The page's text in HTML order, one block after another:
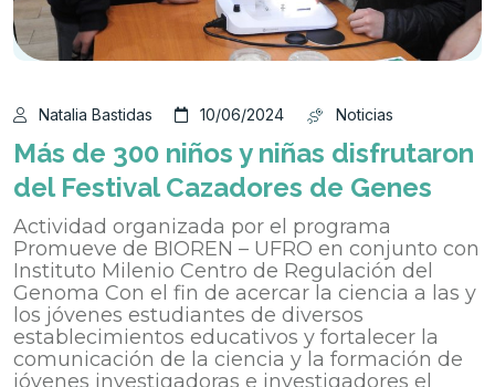
Natalia Bastidas 10/06/2024 Noticias
Más de 300 niños y niñas disfrutaron
del Festival Cazadores de Genes
Actividad organizada por el programa
Promueve de BIOREN – UFRO en conjunto con
Instituto Milenio Centro de Regulación del
Genoma Con el fin de acercar la ciencia a las y
los jóvenes estudiantes de diversos
establecimientos educativos y fortalecer la
comunicación de la ciencia y la formación de
jóvenes investigadoras e investigadores el